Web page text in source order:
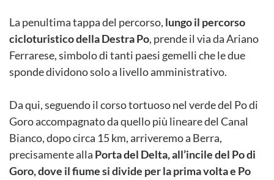
La penultima tappa del percorso, lungo il percorso
cicloturistico della Destra Po, prende il via da Ariano
Ferrarese, simbolo di tanti paesi gemelli che le due
sponde dividono solo a livello amministrativo.
Da qui, seguendo il corso tortuoso nel verde del Po di
Goro accompagnato da quello più lineare del Canal
Bianco, dopo circa 15 km, arriveremo a Berra,
precisamente alla Porta del Delta, all’incile del Po di
Goro, dove il fiume si divide per la prima volta e Po